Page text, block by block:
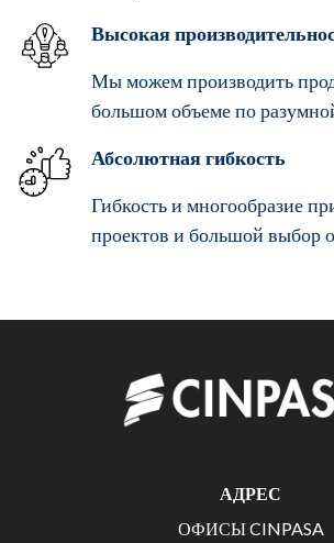
Высокая
Мы можем производить
большом объеме по
Абсолютная гибкость
Гибкость и многообразие
проектов и большой выбор
АДРЕС
ОФИСЫ CINPASA